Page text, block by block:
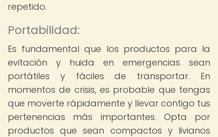
repetido.
Portabilidad:
Es fundamental que los productos para la
evitación y huida en emergencias sean
portátiles y fáciles de transportar. En
momentos de crisis, es probable que tengas
que moverte rápidamente y llevar contigo tus
pertenencias más importantes. Opta por
productos que sean compactos y livianos